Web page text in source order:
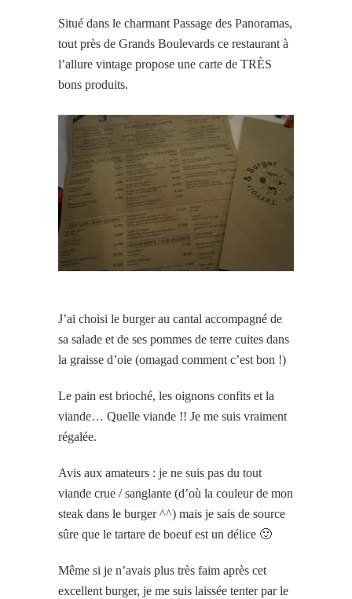
Situé dans le charmant Passage des Panoramas,
tout près de Grands Boulevards ce restaurant à
l’allure vintage propose une carte de TRÈS
bons produits.
J’ai choisi le burger au cantal accompagné de
sa salade et de ses pommes de terre cuites dans
la graisse d’oie (omagad comment c’est bon !)
Le pain est brioché, les oignons confits et la
viande… Quelle viande !! Je me suis vraiment
régalée.
Avis aux amateurs : je ne suis pas du tout
viande crue / sanglante (d’où la couleur de mon
steak dans le burger ^^) mais je sais de source
sûre que le tartare de boeuf est un délice 🙂
Même si je n’avais plus très faim après cet
excellent burger, je me suis laissée tenter par le